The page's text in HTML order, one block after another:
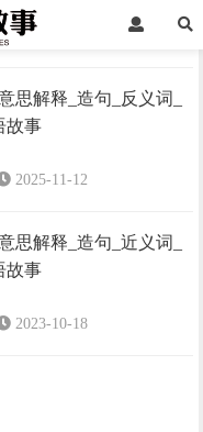
思解释_造句_反义词_
故事
2025-11-12
思解释_造句_近义词_
故事
2023-10-18